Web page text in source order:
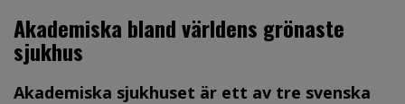
Akademiska bland världens grönaste
sjukhus
Akademiska sjukhuset är ett av tre svenska